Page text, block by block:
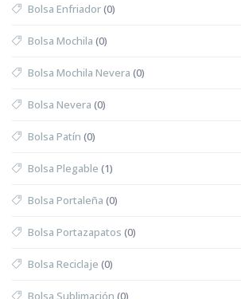
Bolsa Enfriador(0)
Bolsa Mochila (0)
Bolsa Mochila Nevera (0)
Bolsa Nevera (0)
Bolsa Patín (0)
Bolsa Plegable (1)
Bolsa Portaleña (0)
Bolsa Portazapatos (0)
Bolsa Reciclaje (0)
Bolsa Sublimación (0)